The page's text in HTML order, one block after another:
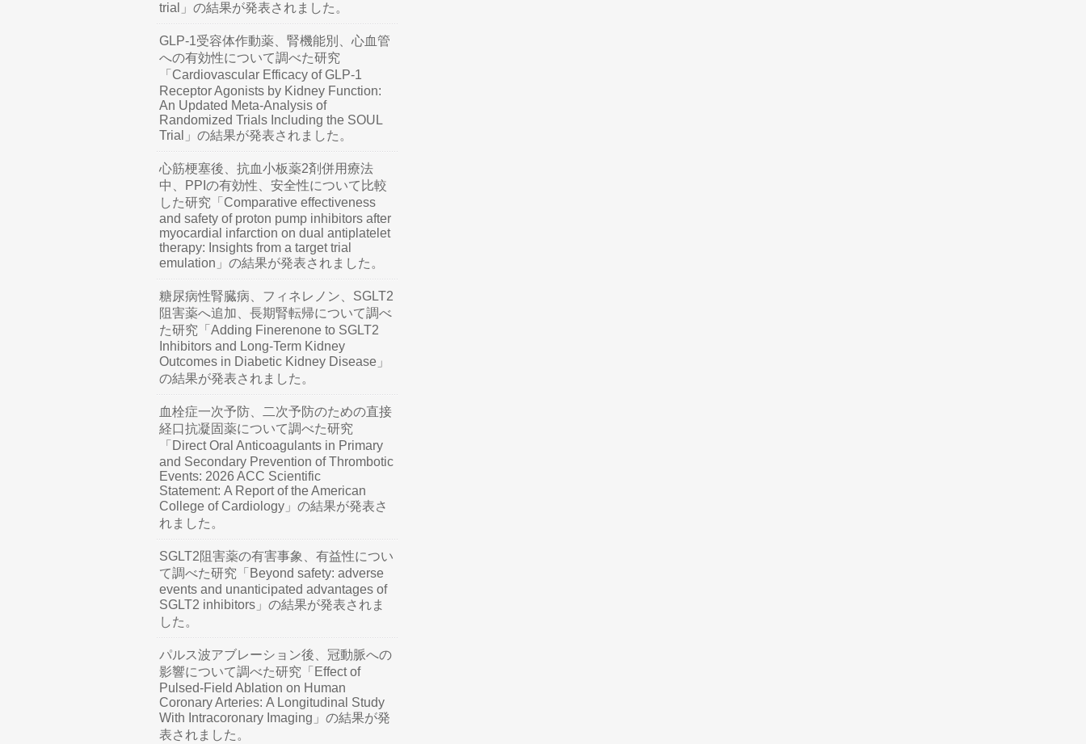
trial」の結果が発表されました。
GLP-1受容体作動薬、腎機能別、心血管
への有効性について調べた研究
「Cardiovascular Efficacy of GLP-1
Receptor Agonists by Kidney Function:
An Updated Meta-Analysis of
Randomized Trials Including the SOUL
Trial」の結果が発表されました。
心筋梗塞後、抗血小板薬2剤併用療法
中、PPIの有効性、安全性について比較
した研究「Comparative effectiveness
and safety of proton pump inhibitors after
myocardial infarction on dual antiplatelet
therapy: Insights from a target trial
emulation」の結果が発表されました。
糖尿病性腎臓病、フィネレノン、SGLT2
阻害薬へ追加、長期腎転帰について調べ
た研究「Adding Finerenone to SGLT2
Inhibitors and Long-Term Kidney
Outcomes in Diabetic Kidney Disease」
の結果が発表されました。
血栓症一次予防、二次予防のための直接
経口抗凝固薬について調べた研究
「Direct Oral Anticoagulants in Primary
and Secondary Prevention of Thrombotic
Events: 2026 ACC Scientific
Statement: A Report of the American
College of Cardiology」の結果が発表さ
れました。
SGLT2阻害薬の有害事象、有益性につい
て調べた研究「Beyond safety: adverse
events and unanticipated advantages of
SGLT2 inhibitors」の結果が発表されま
した。
パルス波アブレーション後、冠動脈への
影響について調べた研究「Effect of
Pulsed-Field Ablation on Human
Coronary Arteries: A Longitudinal Study
With Intracoronary Imaging」の結果が発
表されました。